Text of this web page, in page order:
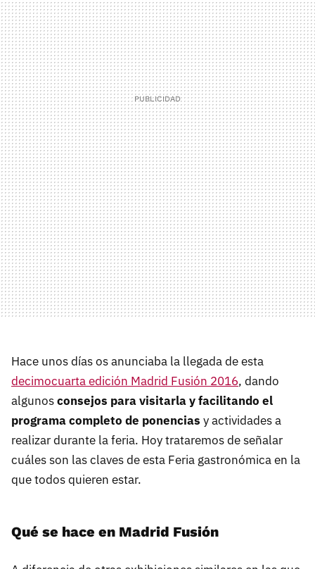
Hace unos días os anunciaba la llegada de esta
decimocuarta edición Madrid Fusión 2016, dando
algunosconsejos para visitarla y facilitando el
programa completo de ponencias y actividades a
realizar durante la feria. Hoy trataremos de señalar
cuáles son las claves de esta Feria gastronómica en la
que todos quieren estar.
Qué se hace en Madrid Fusión